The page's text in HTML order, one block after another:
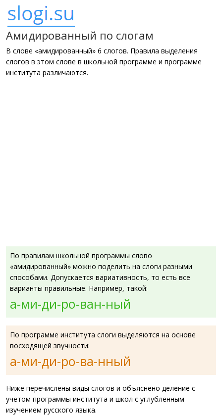
Амидированный по слогам
В слове «амидированный» 6 слогов. Правила выделения
слогов в этом слове в школьной программе и программе
института различаются.
По правилам школьной программы слово
«амидированный» можно поделить на слоги разными
способами. Допускается вариативность, то есть все
варианты правильные. Например, такой:
а-ми-ди-ро-ван-ный
По программе института слоги выделяются на основе
восходящей звучности:
а-ми-ди-ро-ва-нный
Ниже перечислены виды слогов и объяснено деление с
учётом программы института и школ с углублённым
изучением русского языка.